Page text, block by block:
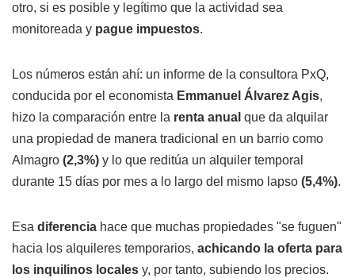
otro, si es posible y legítimo que la actividad sea
monitoreada y pague impuestos.
Los números están ahí: un informe de la consultora PxQ,
conducida por el economista Emmanuel Álvarez Agis,
hizo la comparación entre la renta anual que da alquilar
una propiedad de manera tradicional en un barrio como
Almagro (2,3%) y lo que reditúa un alquiler temporal
durante 15 días por mes a lo largo del mismo lapso (5,4%).
Esa diferencia hace que muchas propiedades "se fuguen"
hacia los alquileres temporarios, achicando la oferta para
los inquilinos locales y, por tanto, subiendo los precios.